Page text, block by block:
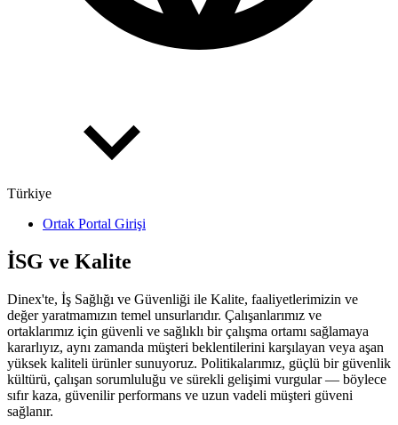
Türkiye
Ortak Portal Girişi
İSG ve Kalite
Dinex'te, İş Sağlığı ve Güvenliği ile Kalite, faaliyetlerimizin ve
değer yaratmamızın temel unsurlarıdır. Çalışanlarımız ve
ortaklarımız için güvenli ve sağlıklı bir çalışma ortamı sağlamaya
kararlıyız, aynı zamanda müşteri beklentilerini karşılayan veya aşan
yüksek kaliteli ürünler sunuyoruz. Politikalarımız, güçlü bir güvenlik
kültürü, çalışan sorumluluğu ve sürekli gelişimi vurgular — böylece
sıfır kaza, güvenilir performans ve uzun vadeli müşteri güveni
sağlanır.